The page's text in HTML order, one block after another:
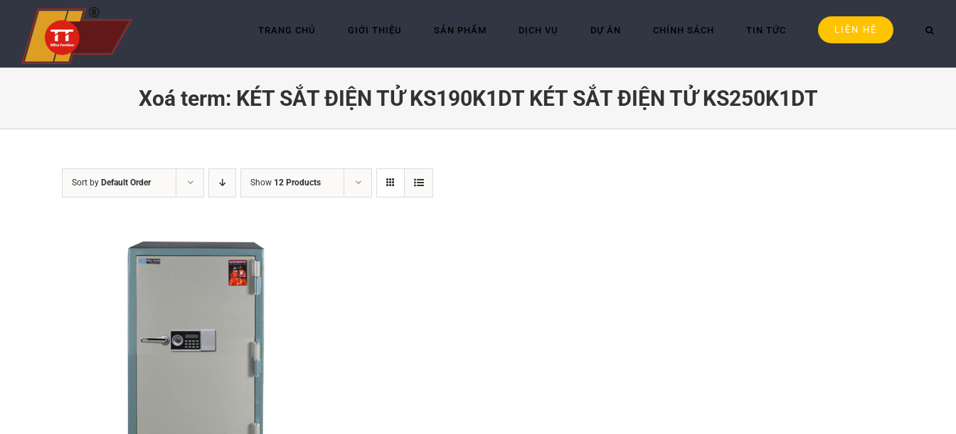
content
TRANG CHỦ GIỚI THIỆU SẢN PHẨM DỊCH VỤ DỰ ÁN CHÍNH SÁCH TIN TỨC LIÊN HỆ
Xoá term: KÉT SẮT ĐIỆN TỬ KS190K1DT KÉT SẮT ĐIỆN TỬ KS250K1DT
Sort by Default Order Show 12 Products